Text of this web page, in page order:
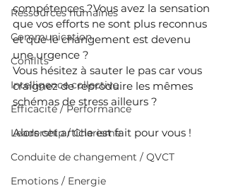
Ressources humaines
Communication
Conflits
Intelligence collective
Efficacité / Performance
Leadership / Charisme
Conduite de changement / QVCT
Emotions / Energie
compétences ?Vous avez la sensation
que vos efforts ne sont plus reconnus
et que le changement est devenu
une urgence ?
Vous hésitez à sauter le pas car vous
craignez de reproduire les mêmes
schémas de stress ailleurs ?
Alors cet article est fait pour vous !